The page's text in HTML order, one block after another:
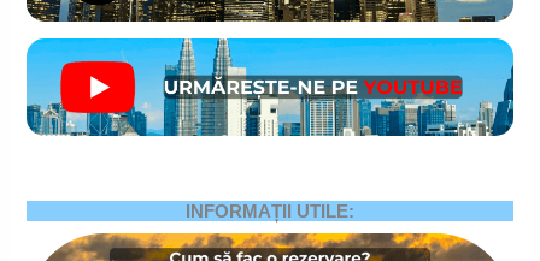
INFORMAȚII UTILE: